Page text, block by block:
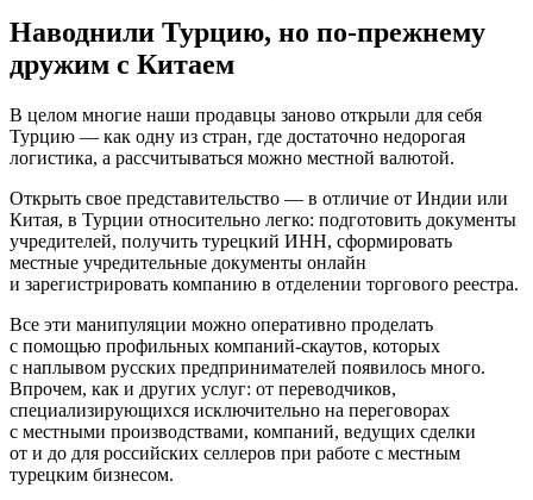
Наводнили Турцию, но по-прежнему
дружим с Китаем
В целом многие наши продавцы заново открыли для себя
Турцию — как одну из стран, где достаточно недорогая
логистика, а рассчитываться можно местной валютой.
Открыть свое представительство — в отличие от Индии или
Китая, в Турции относительно легко: подготовить документы
учредителей, получить турецкий ИНН, сформировать
местные учредительные документы онлайн
и зарегистрировать компанию в отделении торгового реестра.
Все эти манипуляции можно оперативно проделать
с помощью профильных компаний-скаутов, которых
с наплывом русских предпринимателей появилось много.
Впрочем, как и других услуг: от переводчиков,
специализирующихся исключительно на переговорах
с местными производствами, компаний, ведущих сделки
от и до для российских селлеров при работе с местным
турецким бизнесом.